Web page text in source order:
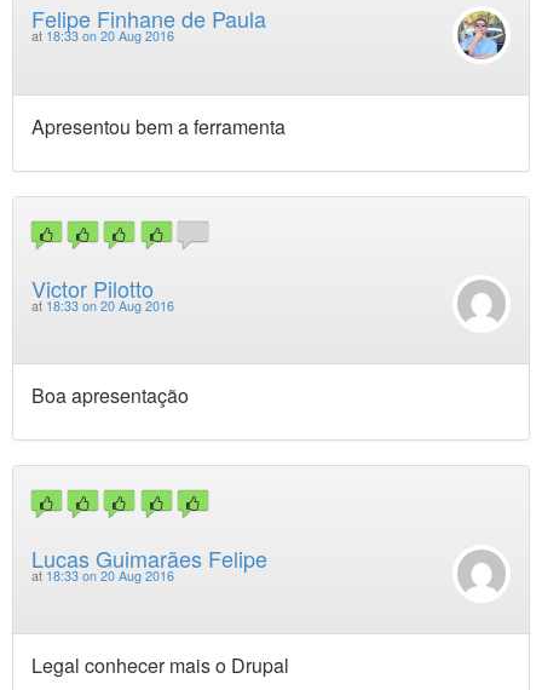
Felipe Finhane de Paula
at 18:33 on 20 Aug 2016
Apresentou bem a ferramenta
Victor Pilotto
at 18:33 on 20 Aug 2016
Boa apresentação
Lucas Guimarães Felipe
at 18:33 on 20 Aug 2016
Legal conhecer mais o Drupal